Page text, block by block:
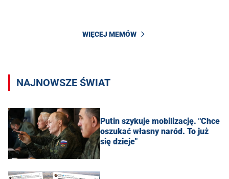
WIĘCEJ MEMÓW
NAJNOWSZE ŚWIAT
Putin szykuje mobilizację. "Chce
oszukać własny naród. To już
się dzieje"